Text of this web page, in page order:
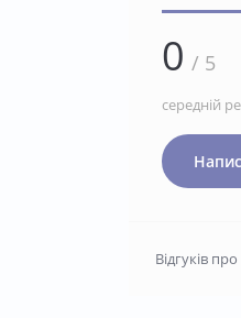
0 / 5
середній
Відгуків